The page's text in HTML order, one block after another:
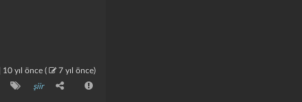
10 yıl önce ( 7 yıl önce)
şiir